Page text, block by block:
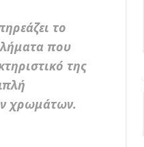
το
που
της
χρωμάτων.